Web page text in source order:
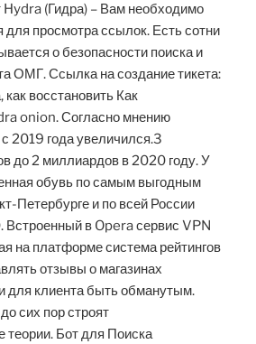
(Гидра) – Вам необходимо
для просмотра ссылок. Есть сотни
о безопасности поиска и
ОМГ. Ссылка на создание тикета:
восстановить Как
onion. Согласно мнению
2019 года увеличился.3
до 2 миллиардов в 2020 году. У
обувь по самым выгодным
Петербурге и по всей России
в Opera сервис VPN
на платформе система рейтингов
отзывы о магазинах
для клиента быть обманутым.
сих пор строят
теории. Бот для Поиска